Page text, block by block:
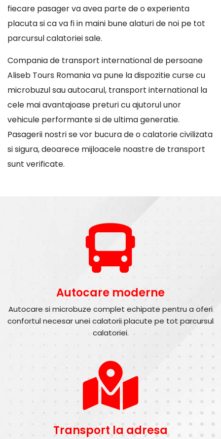
fiecare pasager va avea parte de o experienta
placuta si ca va fi in maini bune alaturi de noi pe tot
parcursul calatoriei sale.
Compania de transport international de persoane
Aliseb Tours Romania va pune la dispozitie curse cu
microbuzul sau autocarul, transport international la
cele mai avantajoase preturi cu ajutorul unor
vehicule performante si de ultima generatie.
Pasagerii nostri se vor bucura de o calatorie civilizata
si sigura, deoarece mijloacele noastre de transport
sunt verificate.
Autocare moderne
Autocare si microbuze complet echipate pentru a oferi
confortul necesar unei calatorii placute pe tot parcursul
calatoriei.
Transport la adresa